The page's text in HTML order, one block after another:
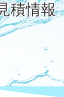
積情報